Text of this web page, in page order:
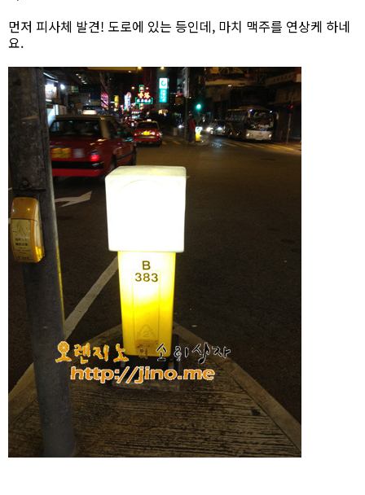
먼저 피사체 발견! 도로에 있는 등인데, 마치 맥주를 연상케 하네
요.